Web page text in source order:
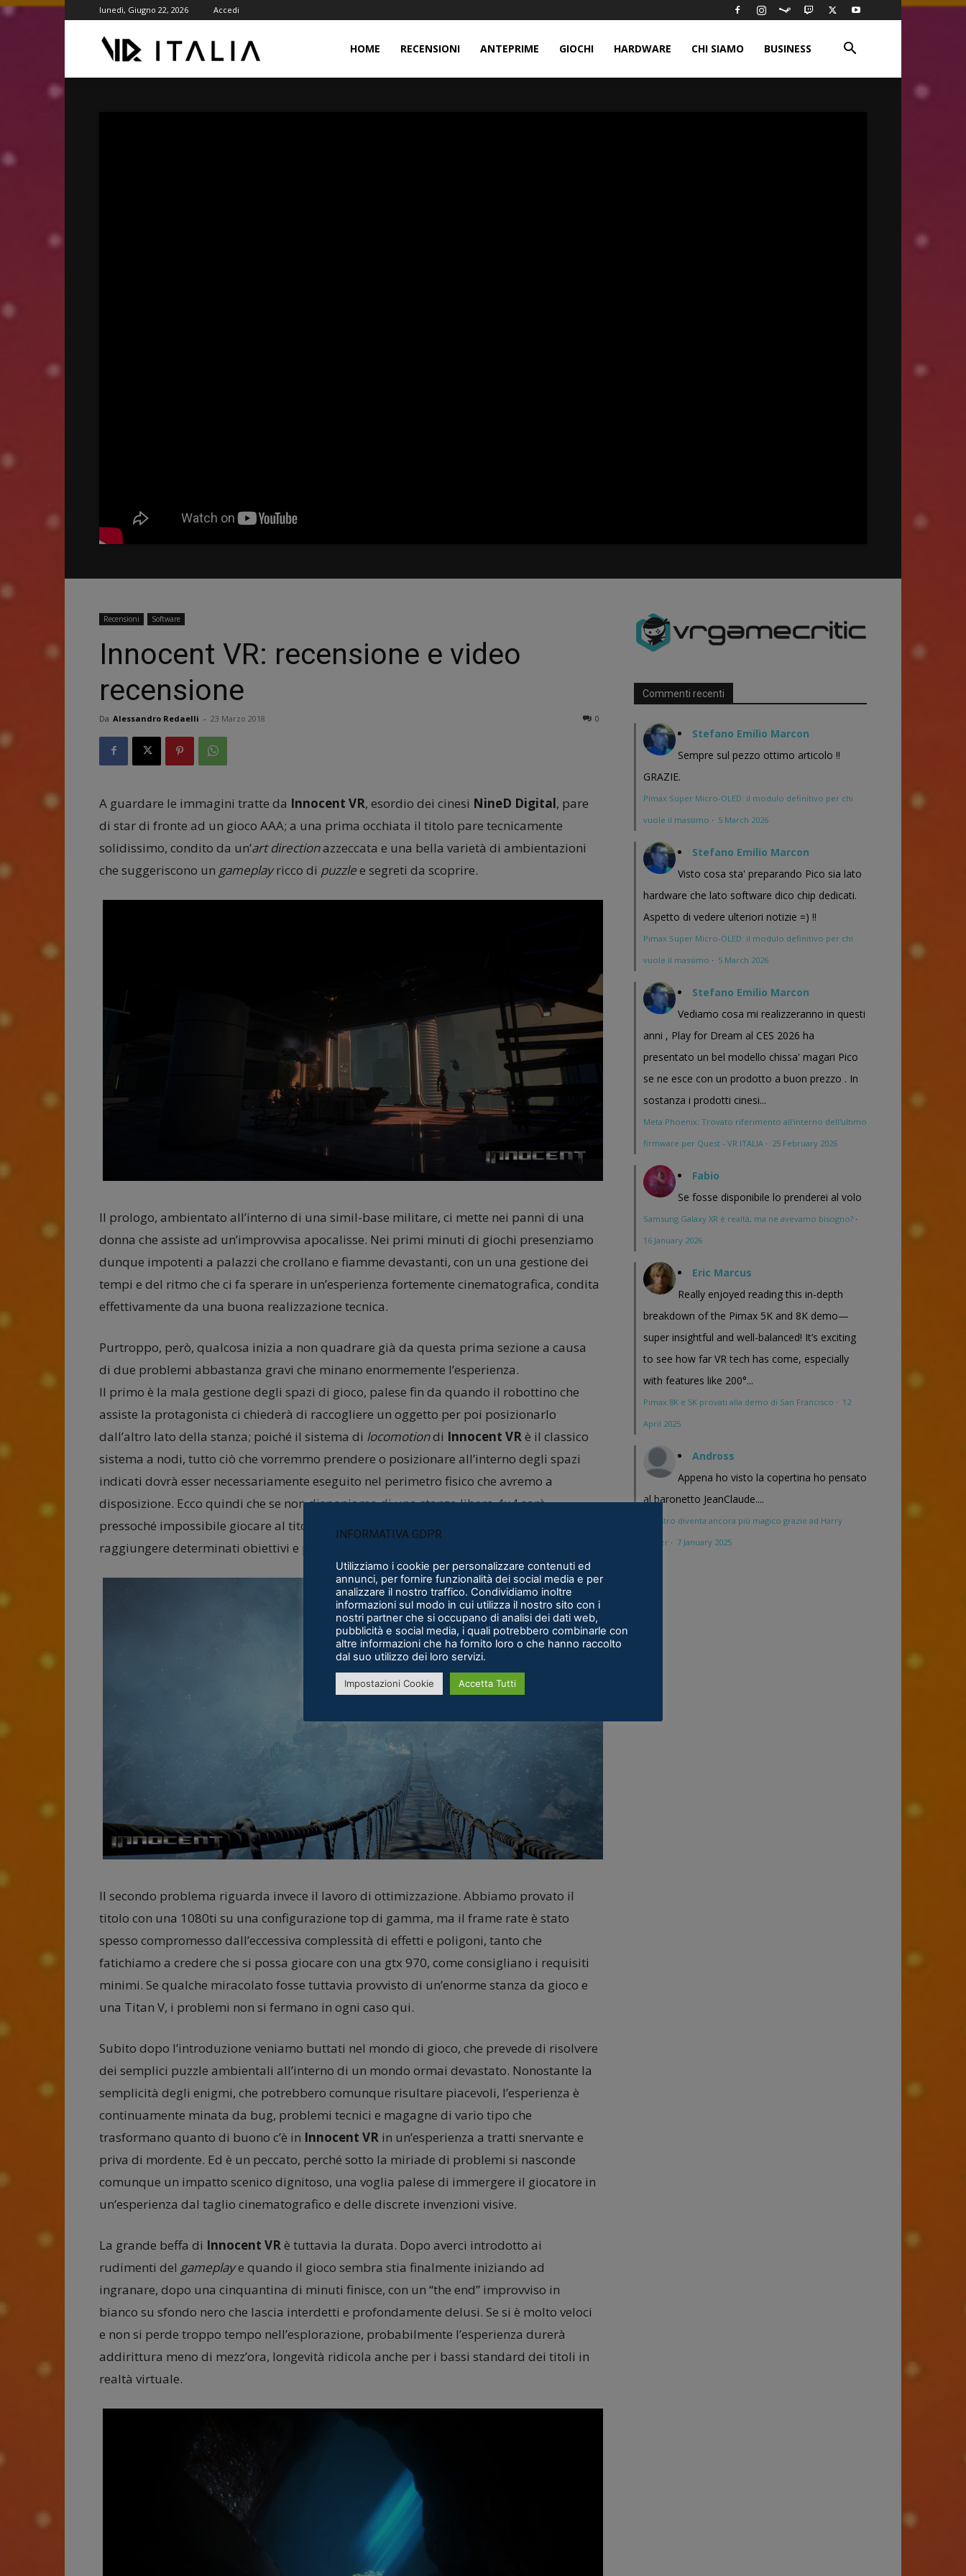
lunedì, Giugno 22, 2026 Accedi
HOME RECENSIONI ANTEPRIME GIOCHI HARDWARE CHI SIAMO BUSINESS
Recensioni Software
Innocent VR: recensione e video
recensione
Da Alessandro Redaelli - 23 Marzo 2018 0
A guardare le immagini tratte da Innocent VR, esordio dei cinesi NineD Digital, pare
di star di fronte ad un gioco AAA; a una prima occhiata il titolo pare tecnicamente
solidissimo, condito da un’art directionazzeccata e una bella varietà di ambientazioni
che suggeriscono un gameplayricco di puzzlee segreti da scoprire.
Il prologo, ambientato all’interno di una simil-base militare, ci mette nei panni di una
donna che assiste ad un’improvvisa apocalisse. Nei primi minuti di giochi presenziamo
dunque impotenti a palazzi che crollano e fiamme devastanti, con un una gestione dei
tempi e del ritmo che ci fa sperare in un’esperienza fortemente cinematografica, condita
effettivamente da una buona realizzazione tecnica.
Purtroppo, però, qualcosa inizia a non quadrare già da questa prima sezione a causa
di due problemi abbastanza gravi che minano enormemente l’esperienza.
Il primo è la mala gestione degli spazi di gioco, palese fin da quando il robottino che
assiste la protagonista ci chiederà di raccogliere un oggetto per poi posizionarlo
dall’altro lato della stanza; poiché il sistema di locomotiondi Innocent VRè il classico
sistema a nodi, tutto ciò che vorremmo prendere o posizionare all’interno degli spazi
indicati dovrà esser necessariamente eseguito nel perimetro fisico che avremo a
disposizione. Ecco quindi che se non disponiamo di una stanza libera 4×4 sarà
pressoché impossibile giocare al titolo di NindD Digital per l’impossibilità di
raggiungere determinati obiettivi e posizioni.
Il secondo problema riguarda invece il lavoro di ottimizzazione. Abbiamo provato il
titolo con una 1080ti su una configurazione top di gamma, ma il frame rate è stato
spesso compromesso dall’eccessiva complessità di effetti e poligoni, tanto che
fatichiamo a credere che si possa giocare con una gtx 970, come consigliano i requisiti
minimi. Se qualche miracolato fosse tuttavia provvisto di un’enorme stanza da gioco e
una Titan V, i problemi non si fermano in ogni caso qui.
Subito dopo l’introduzione veniamo buttati nel mondo di gioco, che prevede di risolvere
dei semplici puzzle ambientali all’interno di un mondo ormai devastato. Nonostante la
semplicità degli enigmi, che potrebbero comunque risultare piacevoli, l’esperienza è
continuamente minata da bug, problemi tecnici e magagne di vario tipo che
trasformano quanto di buono c’è in Innocent VR in un’esperienza a tratti snervante e
priva di mordente. Ed è un peccato, perché sotto la miriade di problemi si nasconde
comunque un impatto scenico dignitoso, una voglia palese di immergere il giocatore in
un’esperienza dal taglio cinematografico e delle discrete invenzioni visive.
La grande beffa di Innocent VRè tuttavia la durata. Dopo averci introdotto ai
rudimenti del gameplaye quando il gioco sembra stia finalmente iniziando ad
ingranare, dopo una cinquantina di minuti finisce, con un “the end” improvviso in
bianco su sfondo nero che lascia interdetti e profondamente delusi. Se si è molto veloci
e non si perde troppo tempo nell’esplorazione, probabilmente l’esperienza durerà
addirittura meno di mezz’ora, longevità ridicola anche per i bassi standard dei titoli in
realtà virtuale.
Commenti recenti
Stefano Emilio Marcon
Sempre sul pezzo ottimo articolo !!
GRAZIE.
Pimax Super Micro-OLED: il modulo definitivo per chi
vuole il massimo · 5 March 2026
Stefano Emilio Marcon
Visto cosa sta' preparando Pico sia lato
hardware che lato software dico chip dedicati.
Aspetto di vedere ulteriori notizie =) !!
Pimax Super Micro-OLED: il modulo definitivo per chi
vuole il massimo · 5 March 2026
Stefano Emilio Marcon
Vediamo cosa mi realizzeranno in questi
anni , Play for Dream al CES 2026 ha
presentato un bel modello chissa' magari Pico
se ne esce con un prodotto a buon prezzo . In
sostanza i prodotti cinesi...
Meta Phoenix: Trovato riferimento all'interno dell'ultimo
firmware per Quest - VR ITALIA · 25 February 2026
Fabio
Se fosse disponibile lo prenderei al volo
Samsung Galaxy XR è realtà, ma ne avevamo bisogno? ·
16 January 2026
Eric Marcus
Really enjoyed reading this in-depth
breakdown of the Pimax 5K and 8K demo—
super insightful and well-balanced! It’s exciting
to see how far VR tech has come, especially
with features like 200°...
Pimax 8K e 5K provati alla demo di San Francisco · 12
April 2025
Andross
Appena ho visto la copertina ho pensato
al baronetto JeanClaude....
Maestro diventa ancora più magico grazie ad Harry
Potter · 7 January 2025
INFORMATIVA GDPR
Utilizziamo i cookie per personalizzare contenuti ed
annunci, per fornire funzionalità dei social media e per
analizzare il nostro traffico. Condividiamo inoltre
informazioni sul modo in cui utilizza il nostro sito con i
nostri partner che si occupano di analisi dei dati web,
pubblicità e social media, i quali potrebbero combinarle con
altre informazioni che ha fornito loro o che hanno raccolto
dal suo utilizzo dei loro servizi.
Impostazioni Cookie Accetta Tutti